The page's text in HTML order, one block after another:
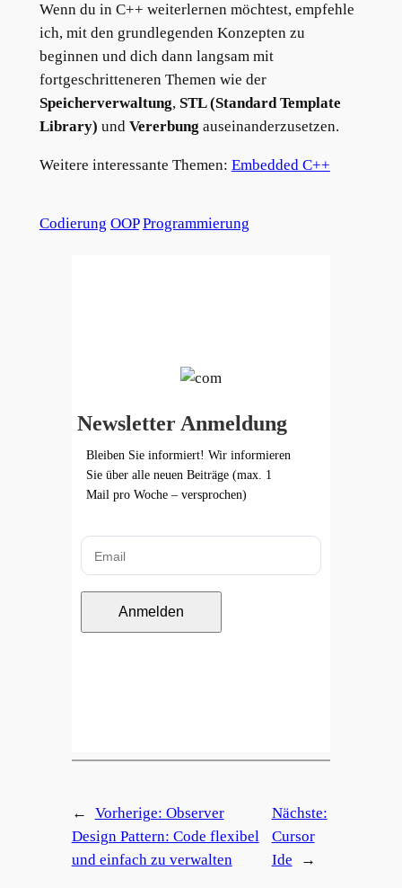
Wenn du in C++ weiterlernen möchtest, empfehle
ich, mit den grundlegenden Konzepten zu
beginnen und dich dann langsam mit
fortgeschritteneren Themen wie der
Speicherverwaltung, STL (Standard Template
Library) und Vererbung auseinanderzusetzen.
Weitere interessante Themen: Embedded C++
Codierung OOP Programmierung
Newsletter Anmeldung
Bleiben Sie informiert! Wir informieren
Sie über alle neuen Beiträge (max. 1
Mail pro Woche – versprochen)
Anmelden
← Vorherige: Observer
Design Pattern: Code flexibel
und einfach zu verwalten
Nächste:
Cursor
Ide
→